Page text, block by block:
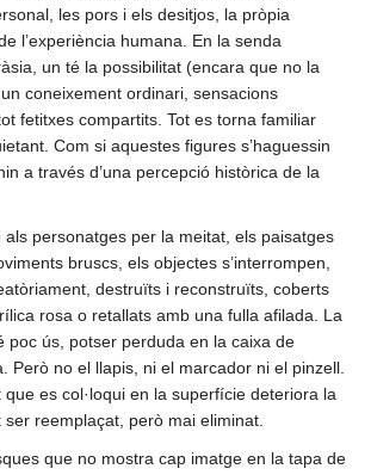
les pors i els desitjos, la pròpia
l’experiència humana. En la senda
un té la possibilitat (encara que no la
coneixement ordinari, sensacions
fetitxes compartits. Tot es torna familiar
Com si aquestes figures s’haguessin
a través d’una percepció històrica de la
als personatges per la meitat, els paisatges
bruscs, els objectes s’interrompen,
destruïts i reconstruïts, coberts
rosa o retallats amb una fulla afilada. La
poc ús, potser perduda en la caixa de
Però no el llapis, ni el marcador ni el pinzell.
es col·loqui en la superfície deteriora la
reemplaçat, però mai eliminat.
que no mostra cap imatge en la tapa de